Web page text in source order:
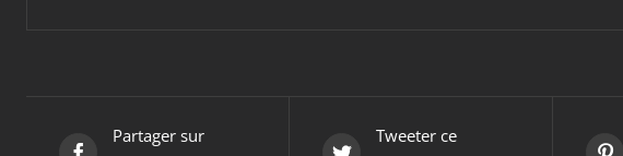
Partager sur
Tweeter ce